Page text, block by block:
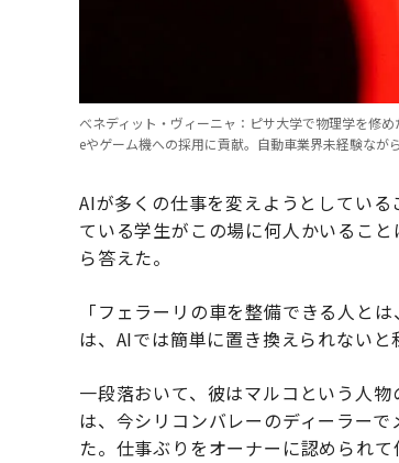
べネディット・ヴィーニャ：ピサ大学で物理学を修
eやゲーム機への採用に貢献。自動車業界未経験なが
AIが多くの仕事を変えようとしてい
ている学生がこの場に何人かいるこ
ら答えた。
「フェラーリの車を整備できる人と
は、AIでは簡単に置き換えられないと
一段落おいて、彼はマルコという人
は、今シリコンバレーのディーラー
た。仕事ぶりをオーナーに認められ